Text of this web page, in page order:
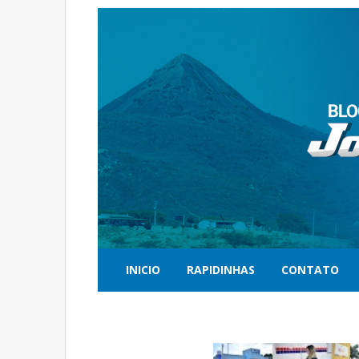
INICIO RAPIDINHAS CONTATO